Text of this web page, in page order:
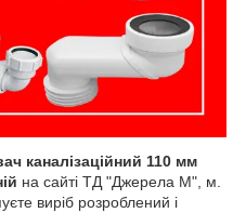
каналізаційний 110 мм
на сайті ТД "Джерела М", м.
виріб розроблений і